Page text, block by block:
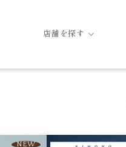
店舗を探す
NEW